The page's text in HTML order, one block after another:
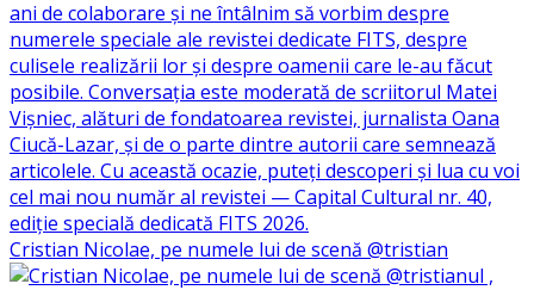
Cristian Nicolae, pe numele lui de scenă @tristian